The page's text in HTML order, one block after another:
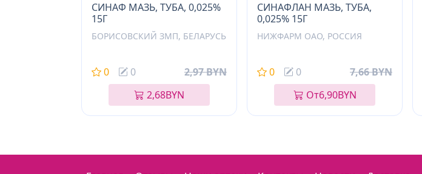
СИНАФ МАЗЬ, ТУБА, 0,025%
15Г
БОРИСОВСКИЙ ЗМП, БЕЛАРУСЬ
0 0
2,97 BYN
2,68BYN
СИНАФЛАН МАЗЬ, ТУБА,
0,025% 15Г
НИЖФАРМ ОАО, РОССИЯ
0 0
7,66 BYN
От6,90BYN